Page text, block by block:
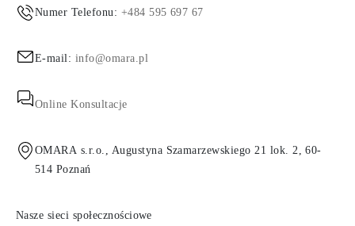
Numer Telefonu: +484 595 697 67
E-mail: info@omara.pl
Online Konsultacje
OMARA s.r.o., Augustyna Szamarzewskiego 21 lok. 2, 60-
514 Poznań
Nasze sieci społecznościowe